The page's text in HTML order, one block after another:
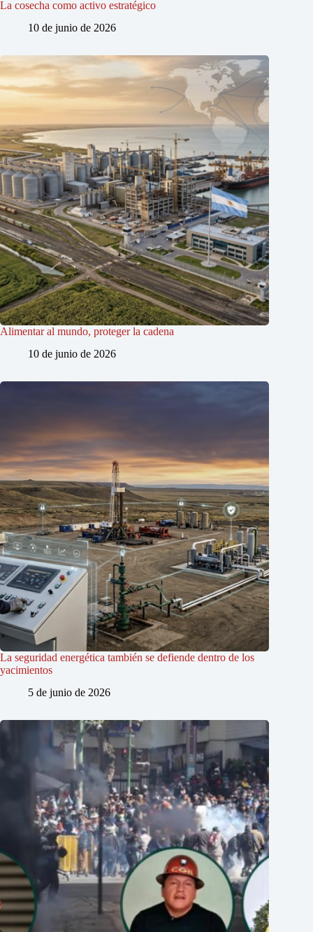
La cosecha como activo estratégico
10 de junio de 2026
Alimentar al mundo, proteger la cadena
10 de junio de 2026
La seguridad energética también se defiende dentro de los
yacimientos
5 de junio de 2026